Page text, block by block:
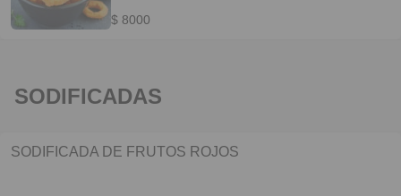
$ 8000
SODIFICADAS
SODIFICADA DE FRUTOS ROJOS